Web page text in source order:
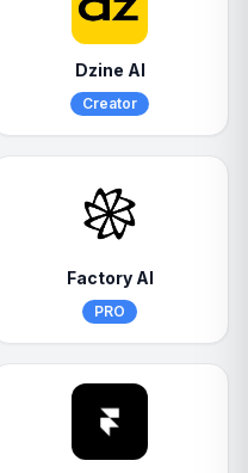
Dzine AI
Creator
Factory AI
PRO